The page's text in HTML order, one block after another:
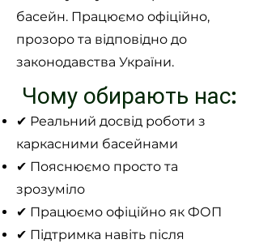
басейн. Працюємо офіційно,
прозоро та відповідно до
законодавства України.
Чому обирають нас:
✔ Реальний досвід роботи з
каркасними басейнами
✔ Пояснюємо просто та
зрозуміло
✔ Працюємо офіційно як ФОП
✔ Підтримка навіть після